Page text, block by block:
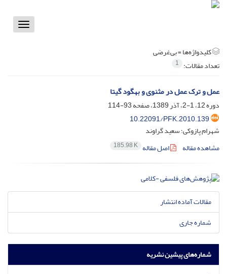
Toggle
کلیدواژه‌ها =بی‌غرضی
تعداد مقالات: 1
عمل و ترک عمل در مثنوی و بهگود گیتا
دوره 12، 1-2، آذر 1389، صفحه
93-114
10.22091/PFK.2010.139
شهرام پازوکی؛ سعید گراوند
مشاهده مقاله
اصل مقاله 185.98 K
مقالات آماده انتشار
شماره جاری
شماره‌های پیشین نشریه